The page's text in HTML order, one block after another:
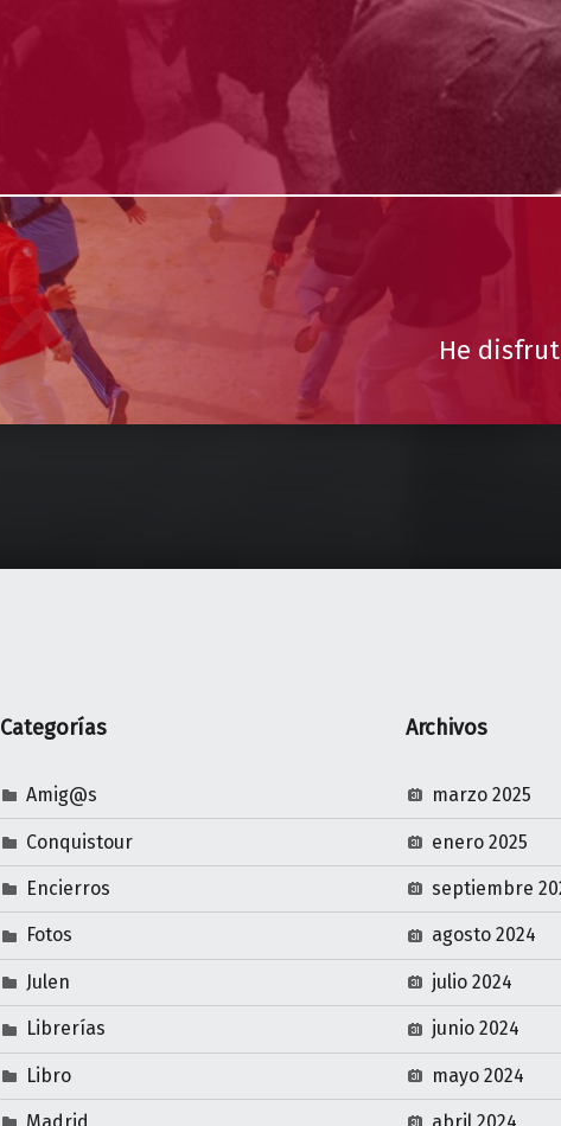
He
Categorías
Amig@s
Conquistour
Encierros
Fotos
Julen
Librerías
Libro
Archivos
marzo 2025
enero 2025
septiembre
agosto 2024
julio 2024
junio 2024
mayo 2024